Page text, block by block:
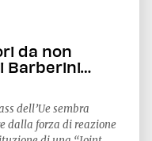
da non
Barberini
dell’Ue sembra
dalla forza di reazione